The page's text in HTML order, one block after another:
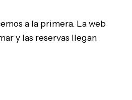
a la primera. La web
y las reservas llegan